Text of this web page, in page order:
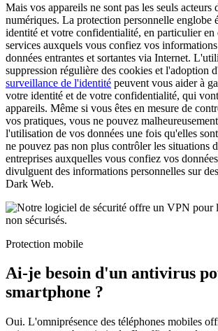
Mais vos appareils ne sont pas les seuls acteurs
numériques. La protection personnelle englobe
identité et votre confidentialité, en particulier en
services auxquels vous confiez vos
données entrantes et sortantes via Internet.
suppression régulière des cookies et l'adoption
surveillance de l'identité peuvent vous aider à
votre identité et de votre confidentialité, qui
appareils. Même si vous êtes en mesure de
vos pratiques, vous ne pouvez
l'utilisation de vos données une fois qu'elles
ne pouvez pas non plus contrôler les situations
entreprises auxquelles vous confiez vos
divulguent des informations personnelles sur
Dark Web.
Protection mobile
Ai-je besoin d'un antivirus
smartphone ?
Oui. L'omniprésence des téléphones mobiles